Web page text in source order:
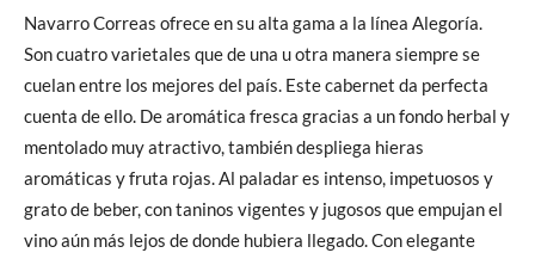
Navarro Correas ofrece en su alta gama a la línea Alegoría.
Son cuatro varietales que de una u otra manera siempre se
cuelan entre los mejores del país. Este cabernet da perfecta
cuenta de ello. De aromática fresca gracias a un fondo herbal y
mentolado muy atractivo, también despliega hieras
aromáticas y fruta rojas. Al paladar es intenso, impetuosos y
grato de beber, con taninos vigentes y jugosos que empujan el
vino aún más lejos de donde hubiera llegado. Con elegante